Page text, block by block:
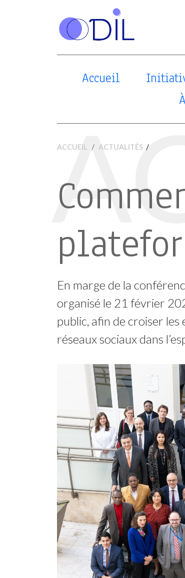
Accueil
ACCUEIL ACTUALITÉS /
En marge de la
organisé le 21 février
public, afin de croiser
réseaux sociaux dans